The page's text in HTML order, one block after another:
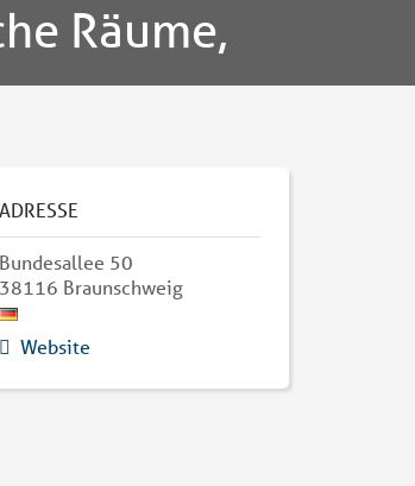
Räume,
ADRESSE
Bundesallee 50
38116 Braunschweig
Website